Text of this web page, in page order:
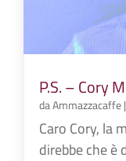
P.S. – Cory
daAmmazzacaffe|
Caro Cory, la
direbbe che è